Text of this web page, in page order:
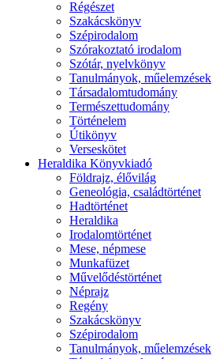
Régészet
Szakácskönyv
Szépirodalom
Szórakoztató irodalom
Szótár, nyelvkönyv
Tanulmányok, műelemzések
Társadalomtudomány
Természettudomány
Történelem
Útikönyv
Verseskötet
Heraldika Könyvkiadó
Földrajz, élővilág
Geneológia, családtörténet
Hadtörténet
Heraldika
Irodalomtörténet
Mese, népmese
Munkafüzet
Művelődéstörténet
Néprajz
Regény
Szakácskönyv
Szépirodalom
Tanulmányok, műelemzések